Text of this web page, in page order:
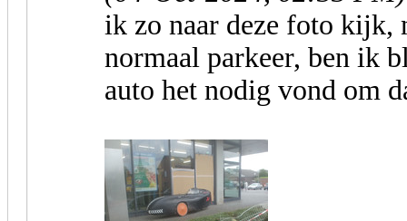
ik zo naar deze foto
normaal parkeer, ben ik
auto het nodig vond om